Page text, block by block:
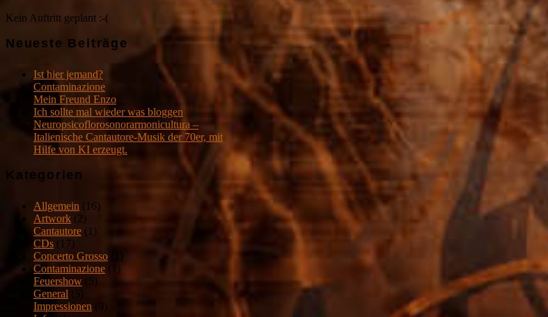
Kein Auftritt geplant :-(
Neueste Beiträge
Ist hier jemand?
Contaminazione
Mein Freund Enzo
Ich sollte mal wieder was bloggen
Neuropsicoflorosonorarmonicultura –
Italienische Cantautore-Musik der 70er, mit
Hilfe von KI erzeugt.
Kategorien
Allgemein (16)
Artwork (2)
Cantautore (1)
CDs (17)
Concerto Grosso
Contaminazione (1)
Feuershow (5)
General (5)
Impressionen (9)